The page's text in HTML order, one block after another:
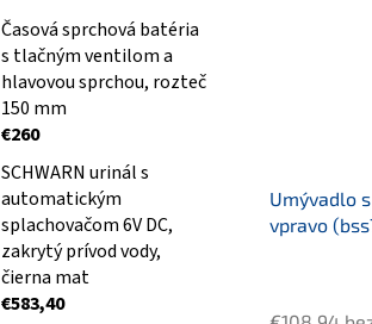
Časová sprchová batéria
s tlačným ventilom a
hlavovou sprchou, rozteč
150 mm
€260
SCHWARN urinál s
automatickým
splachovačom 6V DC,
zakrytý prívod vody,
čierna mat
€583,40
Umývadlo
vpravo